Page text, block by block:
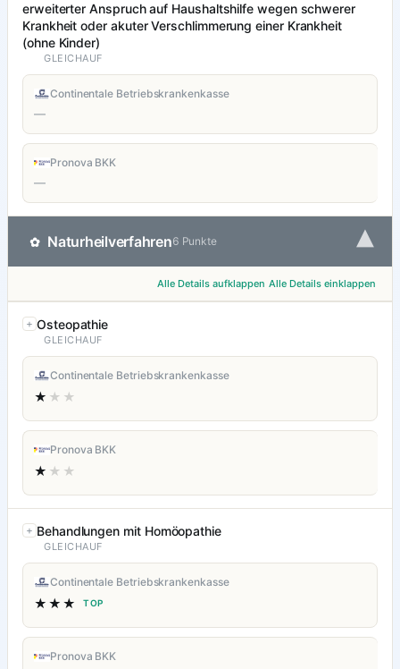
erweiterter Anspruch auf Haushaltshilfe wegen schwerer
Krankheit oder akuter Verschlimmerung einer Krankheit
(ohne Kinder)
GLEICHAUF
Continentale Betriebskrankenkasse
—
Pronova BKK
—
✿ Naturheilverfahren6 Punkte ▾
Alle Details aufklappen Alle Details einklappen
Osteopathie
GLEICHAUF
Continentale Betriebskrankenkasse
★ ★★
Pronova BKK
★ ★★
Behandlungen mit Homöopathie
GLEICHAUF
Continentale Betriebskrankenkasse
★★★ TOP
Pronova BKK